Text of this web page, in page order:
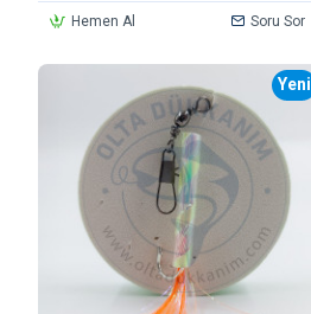
Hemen Al Soru Sor
Yeni